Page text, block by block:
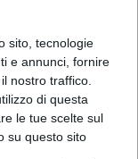
sito, tecnologie
e annunci, fornire
nostro traffico.
di questa
le tue scelte sul
su questo sito
almeno fino
efan-page
rivolgersi
una rete